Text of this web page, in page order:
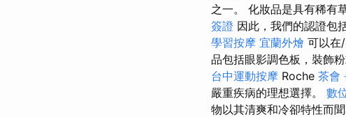
之一。 化妝品是具有稀有
簽證 因此，我們的認證包
學習按摩 宜蘭外燴 可以在
品包括眼影調色板，裝飾
台中運動按摩 Roche 茶會
嚴重疾病的理想選擇。 數
物以其清爽和冷卻特性而